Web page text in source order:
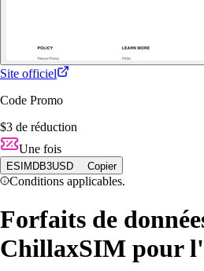
Site officiel
Code Promo
$3 de réduction
Une fois
ESIMDB3USD Copier
Conditions applicables.
Forfaits de
ChillaxSIM pour